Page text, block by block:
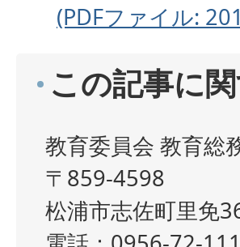
(PDFファイル:
この記事に
教育委員会 教育総
〒859-4598
松浦市志佐町里免